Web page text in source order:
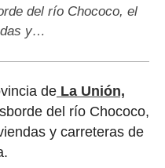
del río Chococo, el
y…
de La Unión,
del río Chococo,
y carreteras de